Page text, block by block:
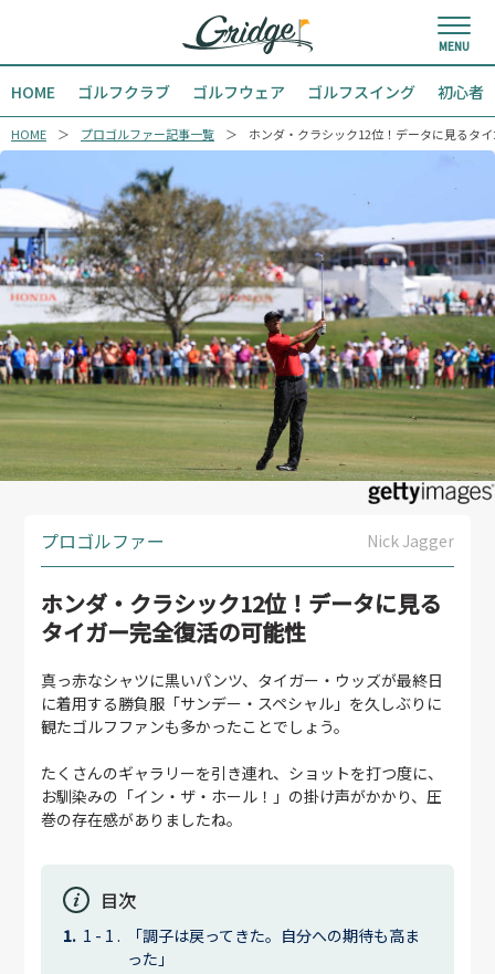
HOME ゴルフクラブ ゴルフウェア ゴルフスイング 初心者
HOME プロゴルファー記事一覧 ホンダ・クラシック12位！データに見るタ
プロゴルファー Nick Jagger
ホンダ・クラシック12位！データに見る
タイガー完全復活の可能性
真っ赤なシャツに黒いパンツ、タイガー・ウッズが最終日
に着用する勝負服「サンデー・スペシャル」を久しぶりに
観たゴルフファンも多かったことでしょう。
たくさんのギャラリーを引き連れ、ショットを打つ度に、
お馴染みの「イン・ザ・ホール！」の掛け声がかかり、圧
巻の存在感がありましたね。
目次
「調子は戻ってきた。自分への期待も高ま
った」